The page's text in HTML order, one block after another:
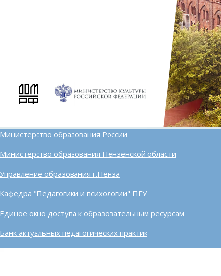
Министерство образования России
Министерство образования Пензенской области
Управление образования г.Пенза
Кафедра "Педагогики и психологии" ПГУ
Единое окно доступа к образовательным ресурсам
Банк актуальных педагогических практик